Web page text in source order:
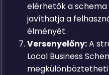
elérhetők a
javíthatja a
élményét.
Versenyelőny:A
Local Business